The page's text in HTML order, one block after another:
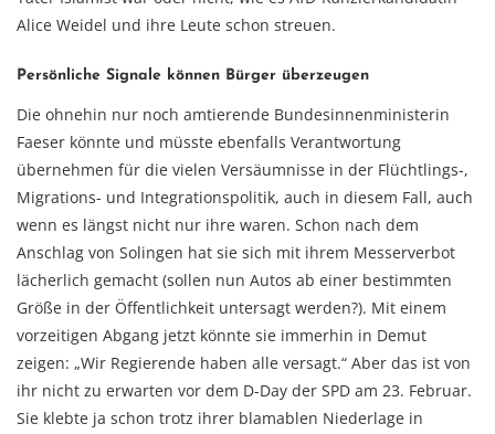
Alice Weidel und ihre Leute schon streuen.
Persönliche Signale können Bürger überzeugen
Die ohnehin nur noch amtierende Bundesinnenministerin
Faeser könnte und müsste ebenfalls Verantwortung
übernehmen für die vielen Versäumnisse in der Flüchtlings-,
Migrations- und Integrationspolitik, auch in diesem Fall, auch
wenn es längst nicht nur ihre waren. Schon nach dem
Anschlag von Solingen hat sie sich mit ihrem Messerverbot
lächerlich gemacht (sollen nun Autos ab einer bestimmten
Größe in der Öffentlichkeit untersagt werden?). Mit einem
vorzeitigen Abgang jetzt könnte sie immerhin in Demut
zeigen: „Wir Regierende haben alle versagt.“ Aber das ist von
ihr nicht zu erwarten vor dem D-Day der SPD am 23. Februar.
Sie klebte ja schon trotz ihrer blamablen Niederlage in